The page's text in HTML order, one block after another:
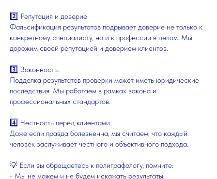
2️⃣ Репутация и доверие.
Фальсификация результатов подрывает доверие не только к
конкретному специалисту, но и к профессии в целом. Мы
дорожим своей репутацией и доверием клиентов.
3️⃣ Законность.
Подделка результатов проверки может иметь юридические
последствия. Мы работаем в рамках закона и
профессиональных стандартов.
4️⃣ Честность перед клиентами.
Даже если правда болезненна, мы считаем, что каждый
человек заслуживает честного и объективного подхода.
💡 Если вы обращаетесь к полиграфологу, помните:
- Мы не можем и не будем искажать результаты.